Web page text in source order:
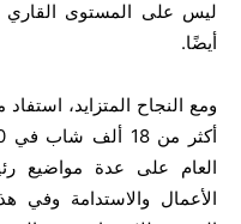
ليس على المستوى
أيضًا.
ومع النجاح المتزايد،
العام على عدة مواضيع
الأعمال والاستدامة وفي